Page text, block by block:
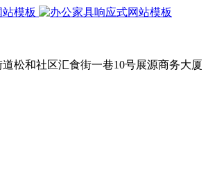
松和社区汇食街一巷10号展源商务大厦